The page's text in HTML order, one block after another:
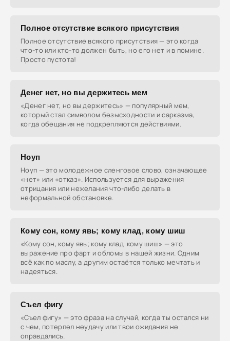
Полное отсутствие всякого присутствия
Полное отсутствие всякого присутствия — это когда
что-то или кто-то должен быть, но его нет и в помине.
Просто пустота!
Денег нет, но вы держитесь мем
«Денег нет, но вы держитесь» — популярный мем,
который стал символом безысходности и сарказма,
когда обещания не подкрепляются действиями.
Ноуп
Ноуп — это молодежное сленговое слово, означающее
«нет» или «отказ». Используется для выражения
отрицания или нежелания что-либо делать в
неформальной обстановке.
Кому сон, кому явь; кому клад, кому шиш
«Кому сон, кому явь; кому клад, кому шиш» — это
выражение про фарт и обломы в нашей жизни. Одним
всё как по маслу, а другим остаётся только мечтать и
надеяться.
Съел фигу
«Съел фигу» — это фраза на случай, когда ты остался ни
с чем, потерпел неудачу или твои ожидания не
оправдались.